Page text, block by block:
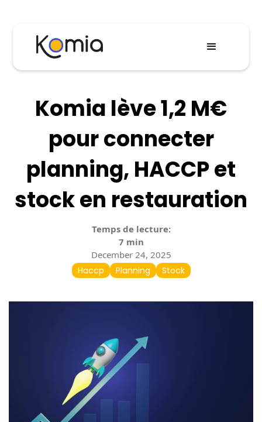
Komia lève 1,2 M€
pour connecter
planning, HACCP et
stock en restauration
Temps de lecture:
7 min
December 24, 2025
Haccp
Planning Stock